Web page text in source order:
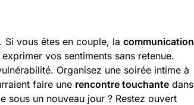
Si vous êtes en couple, la communication
vos sentiments sans retenue.
Organisez une soirée intime à
faire une rencontre touchante dans
sous un nouveau jour ? Restez ouvert